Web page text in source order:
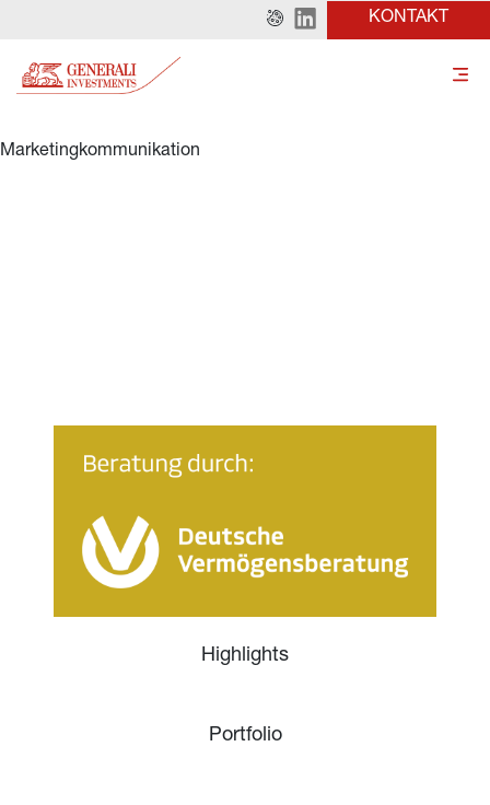
KONTAKT
Marketingkommunikation
Highlights
Portfolio